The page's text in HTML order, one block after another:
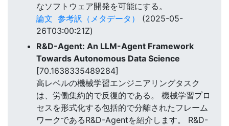
なソフトウェア開発を可能にする。
論文 参考訳（メタデータ）
(2025-05-
26T03:00:21Z)
R&D-Agent: An LLM-Agent Framework
Towards Autonomous Data Science
[70.1638335489284]
高レベルの機械学習エンジニアリングタスク
は、労働集約的で反復的である。 機械学習プロ
セスを形式化する包括的で分離されたフレーム
ワークであるR&D-Agentを紹介します。 R&D-